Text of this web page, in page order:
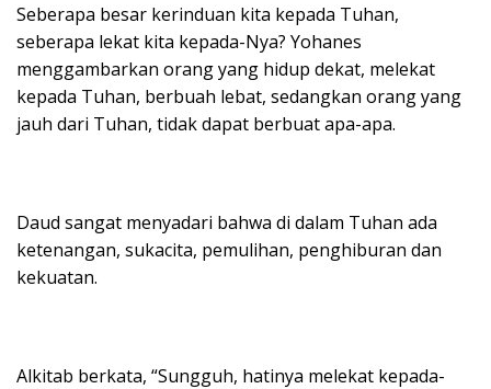
Seberapa besar kerinduan kita kepada Tuhan,
seberapa lekat kita kepada-Nya? Yohanes
menggambarkan orang yang hidup dekat, melekat
kepada Tuhan, berbuah lebat, sedangkan orang yang
jauh dari Tuhan, tidak dapat berbuat apa-apa.
Daud sangat menyadari bahwa di dalam Tuhan ada
ketenangan, sukacita, pemulihan, penghiburan dan
kekuatan.
Alkitab berkata, “Sungguh, hatinya melekat kepada-